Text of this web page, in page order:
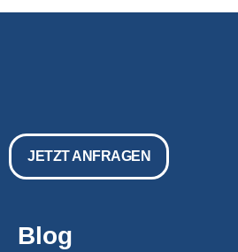
JETZT ANFRAGEN
Blog